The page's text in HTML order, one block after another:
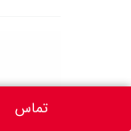
تماس